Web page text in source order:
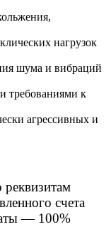
нагрузок
шума и вибраций
требованиями к
агрессивных и
счета
— 100%